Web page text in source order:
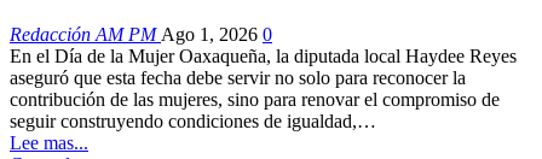
Redacción AM PM Ago 1, 2026 0
En el Día de la Mujer Oaxaqueña, la diputada local Haydee Reyes
aseguró que esta fecha debe servir no solo para reconocer la
contribución de las mujeres, sino para renovar el compromiso de
seguir construyendo condiciones de igualdad,…
Lee mas...